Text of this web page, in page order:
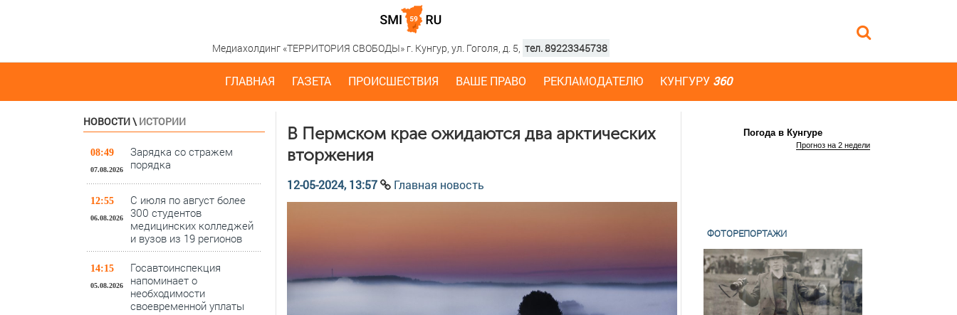
Медиахолдинг «ТЕРРИТОРИЯ СВОБОДЫ» г. Кунгур, ул. Гоголя, д. 5, тел. 89223345738
ГЛАВНАЯ ГАЗЕТА ПРОИСШЕСТВИЯ ВАШЕ ПРАВО РЕКЛАМОДАТЕЛЮ КУНГУРУ 360
НОВОСТИ\ ИСТОРИИ
08:49
07.08.2026
Зарядка со стражем
порядка
12:55
06.08.2026
С июля по август более
300 студентов
медицинских колледжей
и вузов из 19 регионов
14:15
05.08.2026
Госавтоинспекция
напоминает о
необходимости
своевременной уплаты
В Пермском крае ожидаются два арктических
вторжения
12-05-2024, 13:57 Главная новость
Погода в Кунгуре
Прогноз на 2 недели
ФОТОРЕПОРТАЖИ